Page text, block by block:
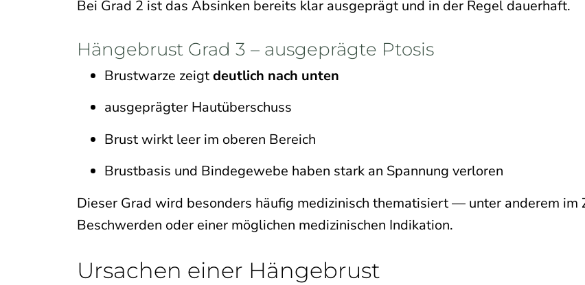
Bei Grad 2 ist das Absinken bereits klar ausgeprägt und in der Regel dauerhaft.
Hängebrust Grad 3 – ausgeprägte Ptosis
Brustwarze zeigtdeutlich nach unten
ausgeprägter Hautüberschuss
Brust wirkt leer im oberen Bereich
Brustbasis und Bindegewebe haben stark an Spannung verloren
Dieser Grad wird besonders häufig medizinisch thematisiert — unter anderem im
Beschwerden oder einer möglichen medizinischen Indikation.
Ursachen einer Hängebrust